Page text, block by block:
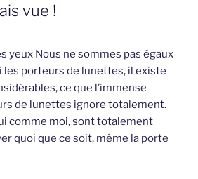
vue !
yeux Nous ne sommes pas égaux
les porteurs de lunettes, il existe
ce que l’immense
de lunettes ignore totalement.
comme moi, sont totalement
quoi que ce soit, même la porte